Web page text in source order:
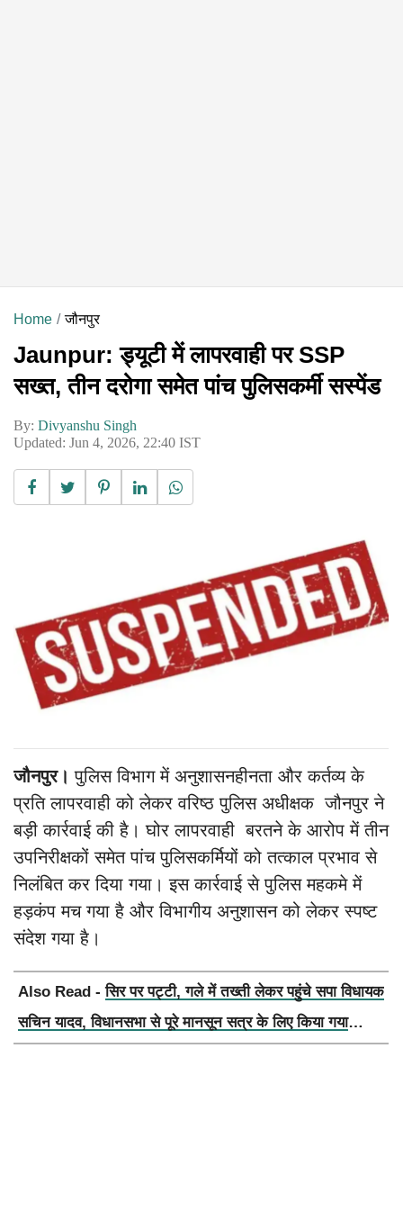
Home जौनपुर
Jaunpur: ड्यूटी में लापरवाही पर SSP
सख्त, तीन दरोगा समेत पांच पुलिसकर्मी सस्पेंड
By: Divyanshu Singh
Updated: Jun 4, 2026, 22:40 IST
जौनपुर। पुलिस विभाग में अनुशासनहीनता और कर्तव्य के
प्रति लापरवाही को लेकर वरिष्ठ पुलिस अधीक्षक जौनपुर ने
बड़ी कार्रवाई की है। घोर लापरवाही बरतने के आरोप में तीन
उपनिरीक्षकों समेत पांच पुलिसकर्मियों को तत्काल प्रभाव से
निलंबित कर दिया गया। इस कार्रवाई से पुलिस महकमे में
हड़कंप मच गया है और विभागीय अनुशासन को लेकर स्पष्ट
संदेश गया है।
Also Read -सिर पर पट्टी, गले में तख्ती लेकर पहुंचे सपा विधायक
सचिन यादव, विधानसभा से पूरे मानसून सत्र के लिए किया गया